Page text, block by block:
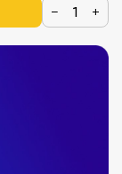
− +